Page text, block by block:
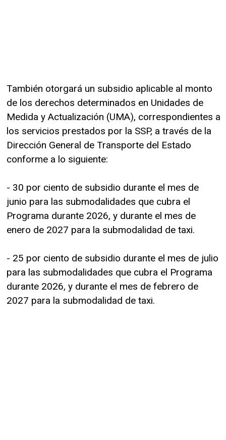
También otorgará un subsidio aplicable al monto
de los derechos determinados en Unidades de
Medida y Actualización (UMA), correspondientes a
los servicios prestados por la SSP, a través de la
Dirección General de Transporte del Estado
conforme a lo siguiente:
- 30 por ciento de subsidio durante el mes de
junio para las submodalidades que cubra el
Programa durante 2026, y durante el mes de
enero de 2027 para la submodalidad de taxi.
- 25 por ciento de subsidio durante el mes de julio
para las submodalidades que cubra el Programa
durante 2026, y durante el mes de febrero de
2027 para la submodalidad de taxi.